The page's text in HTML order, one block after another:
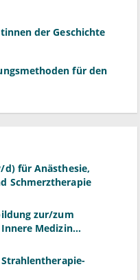
der Geschichte
für den
für Anästhesie,
Schmerztherapie
zur/zum
Medizin
Intensivmedizin)